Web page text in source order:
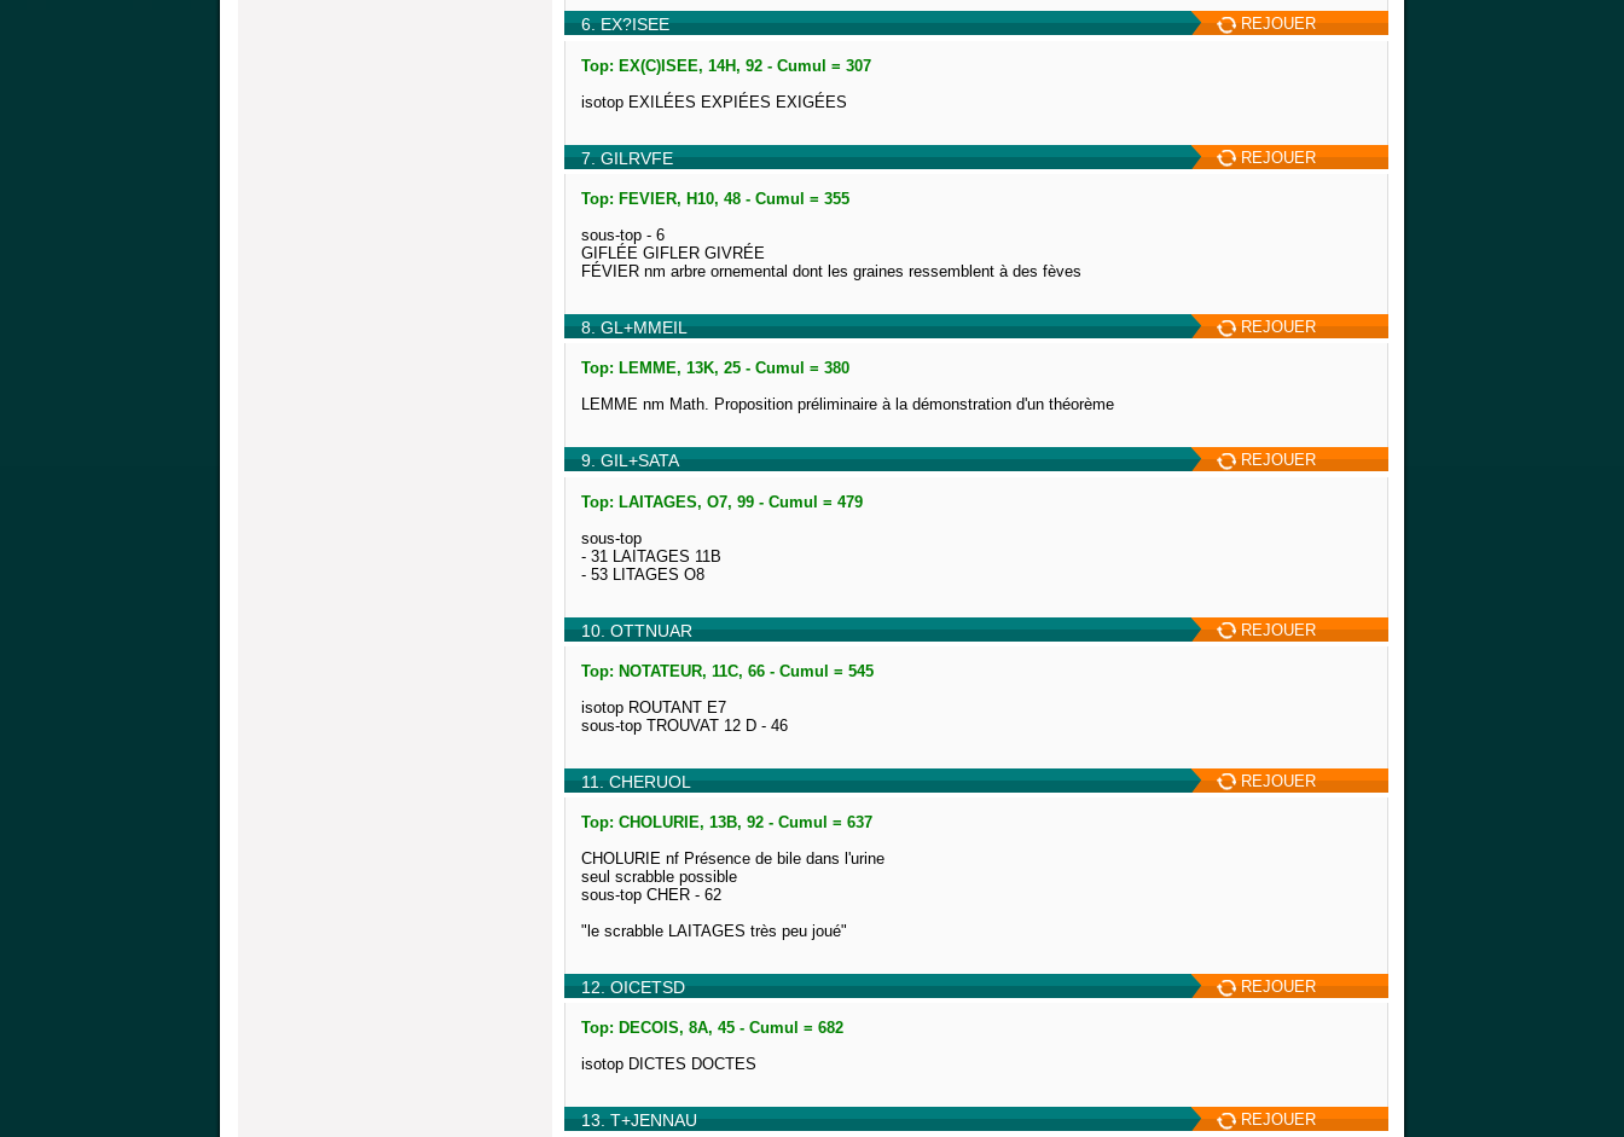
6. EX?ISEE REJOUER
Top: EX(C)ISEE, 14H, 92 - Cumul = 307
isotop EXILÉES EXPIÉES EXIGÉES
7. GILRVFE REJOUER
Top: FEVIER, H10, 48 - Cumul = 355
sous-top - 6
GIFLÉE GIFLER GIVRÉE
FÉVIER nm arbre ornemental dont les graines ressemblent à des fèves
8. GL+MMEIL REJOUER
Top: LEMME, 13K, 25 - Cumul = 380
LEMME nm Math. Proposition préliminaire à la démonstration d'un théorème
9. GIL+SATA REJOUER
Top: LAITAGES, O7, 99 - Cumul = 479
sous-top
- 31 LAITAGES 11B
- 53 LITAGES O8
10. OTTNUAR REJOUER
Top: NOTATEUR, 11C, 66 - Cumul = 545
isotop ROUTANT E7
sous-top TROUVAT 12 D - 46
11. CHERUOL REJOUER
Top: CHOLURIE, 13B, 92 - Cumul = 637
CHOLURIE nf Présence de bile dans l'urine
seul scrabble possible
sous-top CHER - 62
"le scrabble LAITAGES très peu joué"
12. OICETSD REJOUER
Top: DECOIS, 8A, 45 - Cumul = 682
isotop DICTES DOCTES
13. T+JENNAU REJOUER